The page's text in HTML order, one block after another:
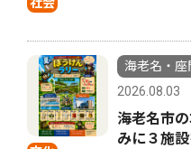
海老名・座
2026.08.03
海老名市
みに３施